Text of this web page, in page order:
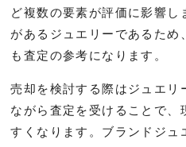
ど複数の要素が評価に影響し
があるジュエリーであるため
も査定の参考になります。
売却を検討する際はジュエリ
ながら査定を受けることで、
すくなります。ブランドジュ